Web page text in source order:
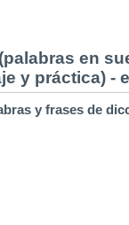
en
y práctica) -
y frases de